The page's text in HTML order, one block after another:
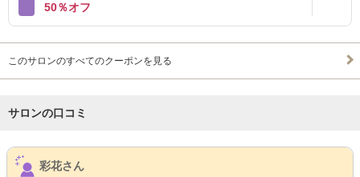
50％オフ
このサロンのすべてのクーポンを見る
サロンの口コミ
サロンPick Up
彩花さん